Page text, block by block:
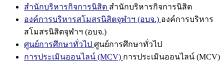
สำนักบริหารกิจการนิสิต สำนักบริหารกิจการนิสิต
องค์การบริหารสโมสรนิสิตจุฬาฯ (อบจ.) องค์การบริหาร
สโมสรนิสิตจุฬาฯ (อบจ.)
ศูนย์การศึกษาทั่วไป ศูนย์การศึกษาทั่วไป
การประเมินออนไลน์ (MCV) การประเมินออนไลน์ (MCV)